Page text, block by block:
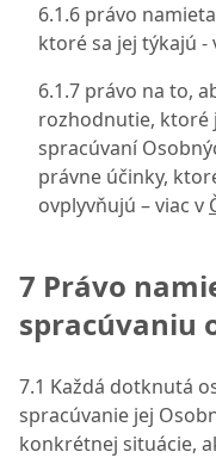
6.1.6 právo
ktoré sa jej týkajú -
6.1.7 právo na to,
rozhodnutie, ktoré
spracúvaní
právne účinky,
ovplyvňujú – viac v
7 Právo
spracúvaniu
7.1 Každá dotknutá
spracúvanie jej
konkrétnej situácie,